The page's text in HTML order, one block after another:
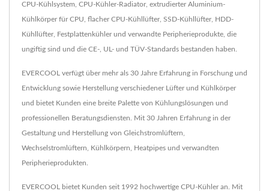
CPU-Kühlsystem, CPU-Kühler-Radiator, extrudierter Aluminium-
Kühlkörper für CPU, flacher CPU-Kühllüfter, SSD-Kühllüfter, HDD-
Kühllüfter, Festplattenkühler und verwandte Peripherieprodukte, die
ungiftig sind und die CE-, UL- und TÜV-Standards bestanden haben.
EVERCOOL verfügt über mehr als 30 Jahre Erfahrung in Forschung und
Entwicklung sowie Herstellung verschiedener Lüfter und Kühlkörper
und bietet Kunden eine breite Palette von Kühlungslösungen und
professionellen Beratungsdiensten. Mit 30 Jahren Erfahrung in der
Gestaltung und Herstellung von Gleichstromlüftern,
Wechselstromlüftern, Kühlkörpern, Heatpipes und verwandten
Peripherieprodukten.
EVERCOOL bietet Kunden seit 1992 hochwertige CPU-Kühler an. Mit